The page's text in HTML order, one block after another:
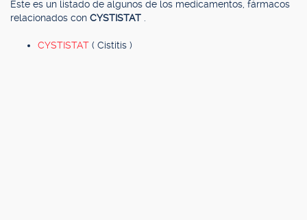
Este es un listado de algunos de los medicamentos, fármacos
relacionados con CYSTISTAT
CYSTISTAT ( Cistitis )